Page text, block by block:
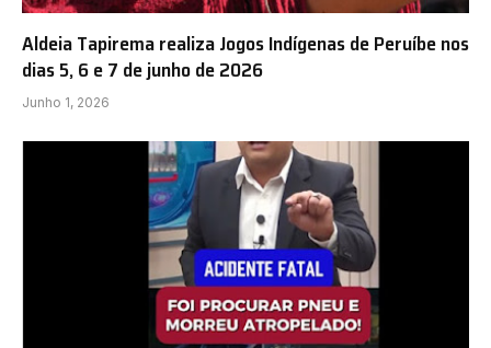
Aldeia Tapirema realiza Jogos Indígenas de Peruíbe nos
dias 5, 6 e 7 de junho de 2026
Junho 1, 2026